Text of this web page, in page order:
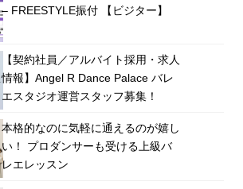
– FREESTYLE振付 【ビジター】
【契約社員／アルバイト採用・求人
情報】Angel R Dance Palace バレ
エスタジオ運営スタッフ募集！
本格的なのに気軽に通えるのが嬉し
い！ プロダンサーも受ける上級バ
レエレッスン